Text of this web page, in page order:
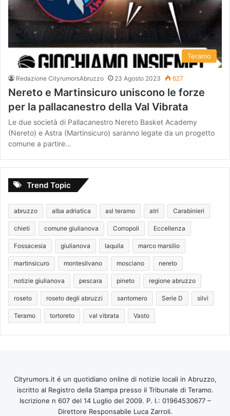
Teramo
Redazione CityrumorsAbruzzo 23 Agosto 2023 627
Nereto e Martinsicuro uniscono le forze
per la pallacanestro della Val Vibrata
Le due società di Pallacanestro Nereto Basket Academy
(Nereto) e Astra (Martinsicuro) saranno legate da un progetto
comune a partire…
Trend Topic
abruzzo alba adriatica asl teramo atri Carabinieri
chieti comune giulianova Corropoli Eccellenza
Fossacesia giulianova laquila marco marsilio
martinsicuro montesilvano mosciano nereto
notizie giulianova pescara pineto regione abruzzo
roseto roseto degli abruzzi santomero Serie D silvi
Teramo tortoreto val vibrata Vasto
Cityrumors.it é un quotidiano online di notizie locali in Abruzzo,
iscritto al Registro della Stampa presso il Tribunale di Teramo.
Iscrizione n 607 del 14 Luglio del 2009. P. I.: 01964530677 –
Direttore Responsabile Luca Zarroli.